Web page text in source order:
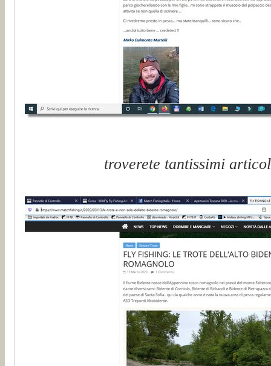
troverete tantissimi